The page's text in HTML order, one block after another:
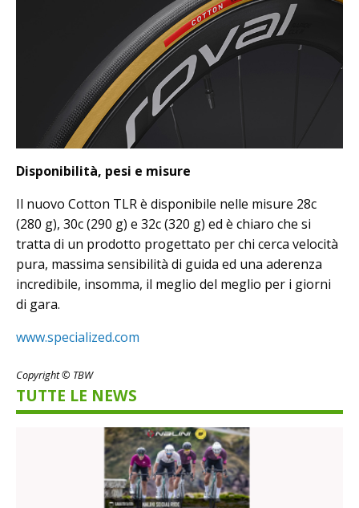
Disponibilità, pesi e misure
Il nuovo Cotton TLR è disponibile nelle misure 28c
(280 g), 30c (290 g) e 32c (320 g) ed è chiaro che si
tratta di un prodotto progettato per chi cerca velocità
pura, massima sensibilità di guida ed una aderenza
incredibile, insomma, il meglio del meglio per i giorni
di gara.
www.specialized.com
Copyright © TBW
TUTTE LE NEWS